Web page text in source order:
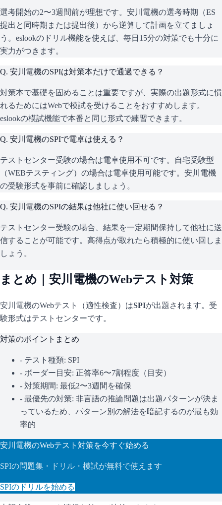
選考開始の2〜3週間前が理想です。安川電機の選考時期（ES
提出と同時期または提出後）から逆算して計画を立てましょ
う。eslookのドリル機能を使えば、毎日15分の対策でも十分に
実力がつきます。
Q. 安川電機のSPIは対策本だけで通過できる？
対策本で基礎を固めることは重要ですが、実際の出題形式に慣
れるためにはWebで模試を受けることをおすすめします。
eslookの模試機能で本番と同じ形式で練習できます。
Q. 安川電機のSPIで電卓は使える？
テストセンター受験の場合は電卓使用不可です。自宅受験型
（WEBテスティング）の場合は電卓使用可能です。安川電機
の受験形式を事前に確認しましょう。
Q. 安川電機のSPIの結果は他社に使い回せる？
テストセンター受験の場合、結果を一定期間保持して他社に送
信することが可能です。高得点が取れたら積極的に使い回しま
しょう。
まとめ｜ 安川電機のWebテスト対策
安川電機のWebテスト（適性検査）はSPIが出題されます。 受
験形式はテストセンターです。
対策のポイントまとめ
- テスト種類: SPI
- ボーダー目安: 正答率6〜7割程度（目安）
- 対策期間: 最低2〜3週間を確保
- 最優先の対策: 非言語の推論問題は出題パターンが決ま
っているため、パターン別の解法を暗記するのが最も効
率的
安川電機のWebテスト対策を今すぐ始める
SPIの問題集・ドリル・模試が無料で使えます
SPIのドリルを始める